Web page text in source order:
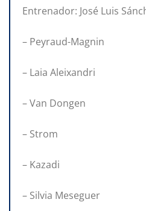
Entrenador: José Luis
– Peyraud-Magnin
– Laia Aleixandri
– Van Dongen
– Strom
– Kazadi
– Silvia Meseguer